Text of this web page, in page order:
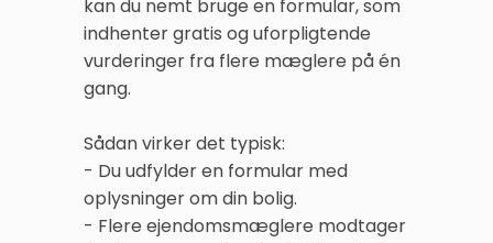
kan du nemt bruge en formular, som
indhenter gratis og uforpligtende
vurderinger fra flere mæglere på én
gang.
Sådan virker det typisk:
- Du udfylder en formular med
oplysninger om din bolig.
- Flere ejendomsmæglere modtager